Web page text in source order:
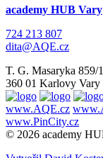
academy HUB Vary
724 213 807
dita@AQE.cz
T. G. Masaryka 859/
360 01 Karlovy Vary
www.AQE.cz
www.PinCity.cz
© 2026 academy